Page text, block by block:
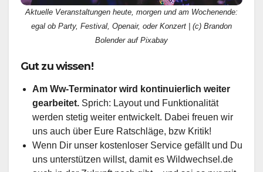
Aktuelle Veranstaltungen heute, morgen und am Wochenende:
egal ob Party, Festival, Openair, oder Konzert | (c) Brandon
Bolender auf Pixabay
Gut zu wissen!
Am Ww-Terminator wird kontinuierlich weiter
gearbeitet. Sprich: Layout und Funktionalität
werden stetig weiter entwickelt. Dabei freuen wir
uns auch über Eure Ratschläge, bzw Kritik!
Wenn Dir unser kostenloser Service gefällt und Du
uns unterstützen willst, damit es Wildwechsel.de